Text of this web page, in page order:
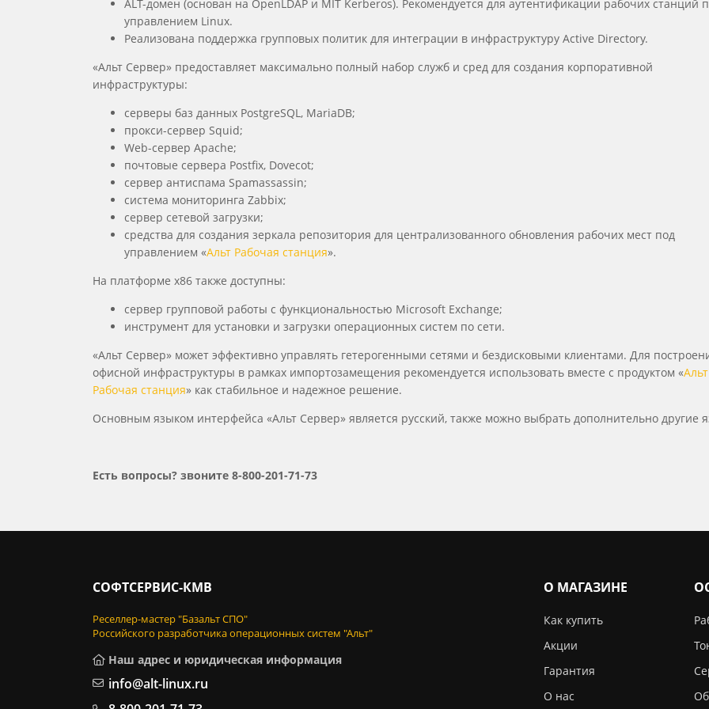
ALT-домен (основан на OpenLDAP и MIT Kerberos). Рекомендуется для аутентификации рабочих станций
управлением Linux.
Реализована поддержка групповых политик для интеграции в инфраструктуру Active Directory.
«Альт Сервер» предоставляет максимально полный набор служб и сред для создания корпоративной
инфраструктуры:
серверы баз данных PostgreSQL, MariaDB;
прокси-сервер Squid;
Web-сервер Apache;
почтовые сервера Postfix, Dovecot;
сервер антиспама Spamassassin;
система мониторинга Zabbix;
сервер сетевой загрузки;
средства для создания зеркала репозитория для централизованного обновления рабочих мест под
управлением «Альт Рабочая станция».
На платформе x86 также доступны:
сервер групповой работы с функциональностью Microsoft Exchange;
инструмент для установки и загрузки операционных систем по сети.
«Альт Сервер» может эффективно управлять гетерогенными сетями и бездисковыми клиентами. Для
офисной инфраструктуры в рамках импортозамещения рекомендуется использовать вместе с продуктом «Альт
Рабочая станция» как стабильное и надежное решение.
Основным языком интерфейса «Альт Сервер» является русский, также можно выбрать дополнительно другие
Есть вопросы? звоните 8-800-201-71-73
СОФТСЕРВИС-КМВ
Реселлер-мастер "Базальт СПО"
Российского разработчика операционных систем "Альт"
Наш адрес и юридическая информация
info@alt-linux.ru
О МАГАЗИНЕ
Как купить
Акции
Гарантия
О нас